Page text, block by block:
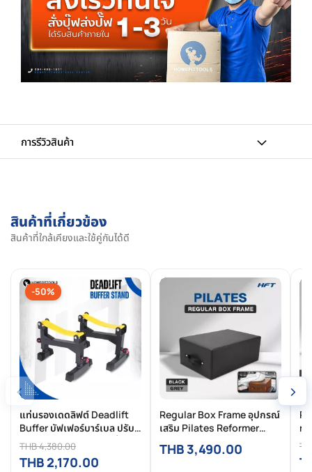
การรีวิวสินค้า
สินค้าที่เกี่ยวข้อง
สินค้าที่ใกล้เคียงและใช้คู่กันได้ดี
‹
-50%
แท่นรองเดดลิฟต์ Deadlift
Buffer บัฟเฟอร์บาร์เบล ปรับ
ระดับได้ Sling Rack ขาตั้งรอง
บาร์เบล แท่นรองยกน้ำหนัก
THB 4,380.00
THB 2,170.00
Regular Box Frame อุปกรณ์
เสริม Pilates Reformer
สำหรับบ้านและสตูดิโอ
THB 3,490.00
อ
›